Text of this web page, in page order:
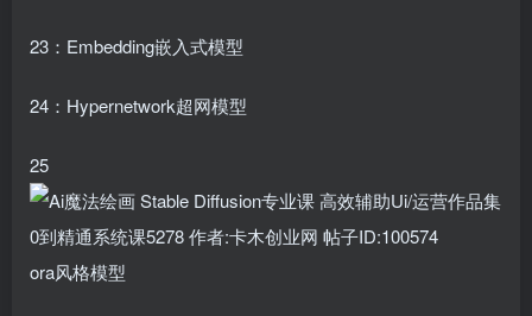
23：Embedding嵌入式模型
24：Hypernetwork超网模型
25
ora风格模型